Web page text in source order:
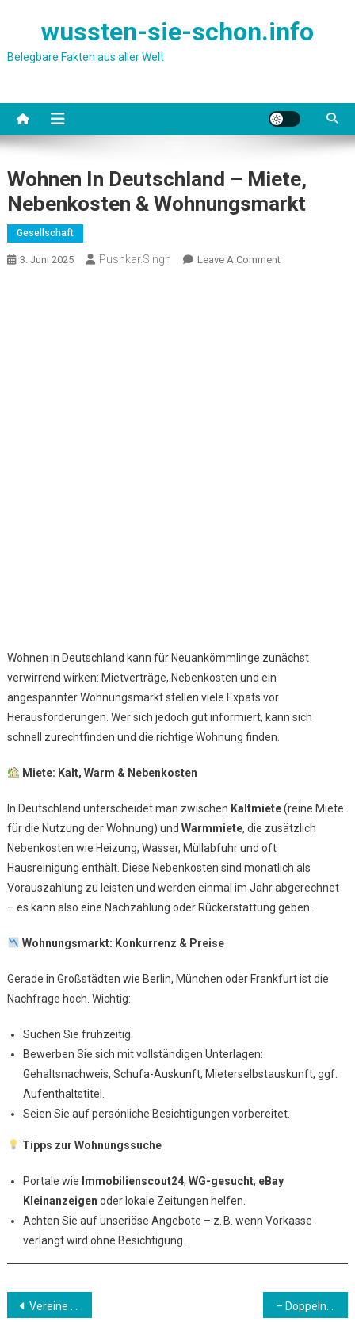
wussten-sie-schon.info
Belegbare Fakten aus aller Welt
Wohnen In Deutschland – Miete,
Nebenkosten & Wohnungsmarkt
Gesellschaft
3. Juni 2025 Pushkar.singh Leave A CommentOn
Wohnen in Deutschland kann für Neuankömmlinge zunächst
verwirrend wirken: Mietverträge, Nebenkosten und ein
angespannter Wohnungsmarkt stellen viele Expats vor
Herausforderungen. Wer sich jedoch gut informiert, kann sich
schnell zurechtfinden und die richtige Wohnung finden.
Miete: Kalt, Warm & Nebenkosten
In Deutschland unterscheidet man zwischen Kaltmiete(reine Miete
für die Nutzung der Wohnung) und Warmmiete, die zusätzlich
Nebenkosten wie Heizung, Wasser, Müllabfuhr und oft
Hausreinigung enthält. Diese Nebenkosten sind monatlich als
Vorauszahlung zu leisten und werden einmal im Jahr abgerechnet
– es kann also eine Nachzahlung oder Rückerstattung geben.
Wohnungsmarkt: Konkurrenz & Preise
Gerade in Großstädten wie Berlin, München oder Frankfurt ist die
Nachfrage hoch. Wichtig:
Suchen Sie frühzeitig.
Bewerben Sie sich mit vollständigen Unterlagen:
Gehaltsnachweis, Schufa-Auskunft, Mieterselbstauskunft, ggf.
Aufenthaltstitel.
Seien Sie auf persönliche Besichtigungen vorbereitet.
Tipps zur Wohnungssuche
Portale wie Immobilienscout24, WG-gesucht, eBay
Kleinanzeigen oder lokale Zeitungen helfen.
Achten Sie auf unseriöse Angebote – z. B. wenn Vorkasse
verlangt wird ohne Besichtigung.
Beitrags-
Vereine & Hobbys – Einblick in die Freizeitkultur in Deutschland